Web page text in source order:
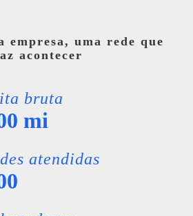
empresa, uma rede que
acontecer
bruta
mi
atendidas